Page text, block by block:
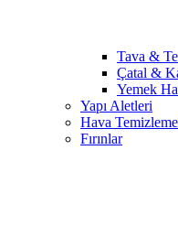
Tava &
Çatal &
Yemek
Yapı Aletleri
Hava
Fırınlar